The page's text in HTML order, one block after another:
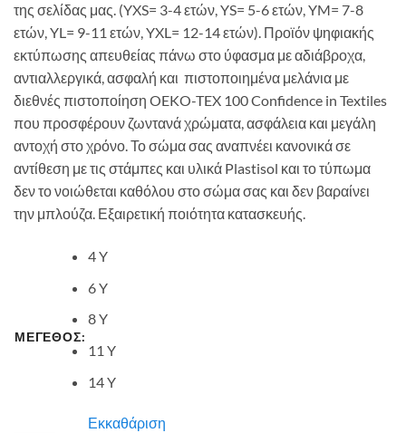
της σελίδας μας. (YXS= 3-4 ετών, YS= 5-6 ετών, YM= 7-8
ετών, YL= 9-11 ετών, YXL= 12-14 ετών). Προϊόν ψηφιακής
εκτύπωσης απευθείας πάνω στο ύφασμα με αδιάβροχα,
αντιαλλεργικά, ασφαλή και πιστοποιημένα μελάνια με
διεθνές πιστοποίηση OEKO-TEX 100 Confidence in Textiles
που προσφέρουν ζωντανά χρώματα, ασφάλεια και μεγάλη
αντοχή στο χρόνο. Το σώμα σας αναπνέει κανονικά σε
αντίθεση με τις στάμπες και υλικά Plastisol και το τύπωμα
δεν το νοιώθεται καθόλου στο σώμα σας και δεν βαραίνει
την μπλούζα. Εξαιρετική ποιότητα κατασκευής.
ΜΕΓΕΘΟΣ:
4 Y
6 Y
8 Y
11 Y
14 Y
Εκκαθάριση